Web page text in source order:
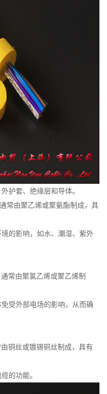
护套、绝缘层和导体。
常由聚乙烯或聚氨酯制成，具
的影响，如水、潮湿、紫外
常由聚氯乙烯或聚乙烯制
受外部电场的影响，从而确
铜丝或镀锡铜丝制成，具有
的功能。